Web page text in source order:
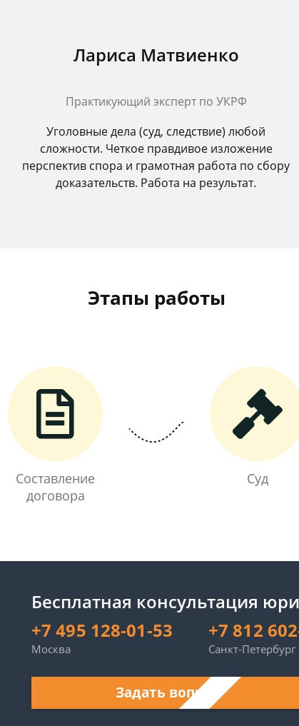
Лариса Матвиенко
Практикующий эксперт по УКРФ
Уголовные дела (суд, следствие) любой
сложности. Четкое правдивое изложение
перспектив спора и грамотная работа по сбору
доказательств. Работа на результат.
Этапы работы
Составление
договора
Суд
Бесплатная консультация
+7 495 128-01-53
Москва
+7 812
Санкт-Петербург
Задать вопрос